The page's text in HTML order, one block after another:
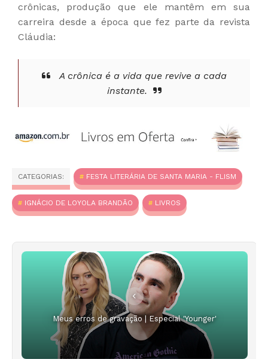
crônicas, produção que ele mantêm em sua
carreira desde a época que fez parte da revista
Cláudia:
A crônica é a vida que revive a cada
instante.
CATEGORIAS: FESTA LITERÁRIA DE SANTA MARIA - FLISM
IGNÁCIO DE LOYOLA BRANDÃO LIVROS
Meus erros de gravação | Especial 'Younger'